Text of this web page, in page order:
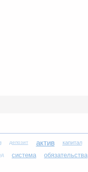
депозит актив капитал
система обязательства